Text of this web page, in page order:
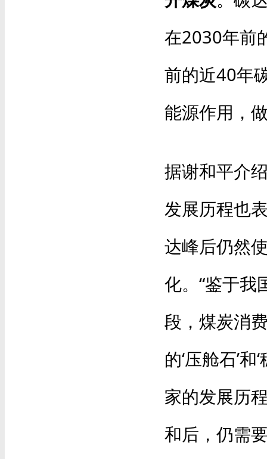
在2030年前
前的近40年
能源作用，
据谢和平介
发展历程也
达峰后仍然
化。“鉴于我
段，煤炭消
的‘压舱石’
家的发展历
和后，仍需